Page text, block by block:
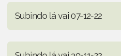
Subindo lá vai 07-12-22